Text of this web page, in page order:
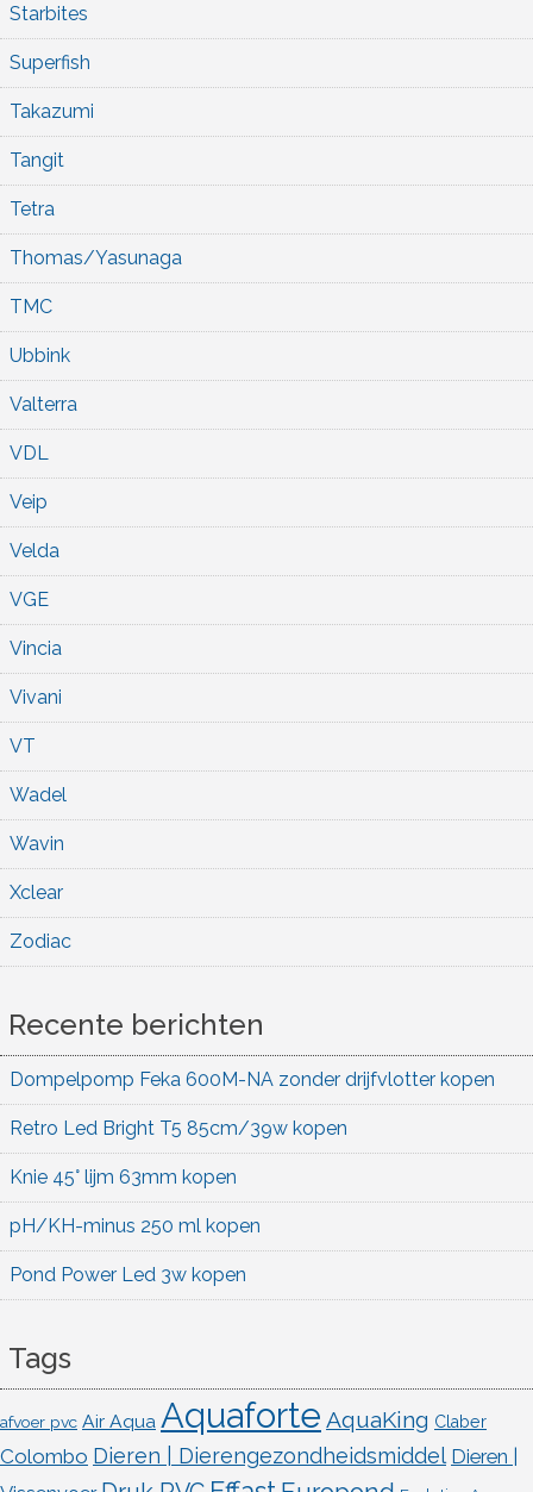
Starbites
Superfish
Takazumi
Tangit
Tetra
Thomas/Yasunaga
TMC
Ubbink
Valterra
VDL
Veip
Velda
VGE
Vincia
Vivani
VT
Wadel
Wavin
Xclear
Zodiac
Recente berichten
Dompelpomp Feka 600M-NA zonder drijfvlotter kopen
Retro Led Bright T5 85cm/39w kopen
Knie 45° lijm 63mm kopen
pH/KH-minus 250 ml kopen
Pond Power Led 3w kopen
Tags
afvoer pvc Air Aqua Aquaforte AquaKing Claber
Colombo Dieren | Dierengezondheidsmiddel Dieren |